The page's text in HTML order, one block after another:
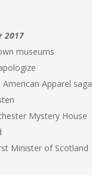
2017
museums
Apparel saga
Mystery House
Minister of Scotland